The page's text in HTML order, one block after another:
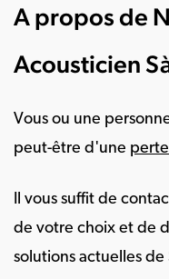
A propos de
Acousticien
Vous ou une
peut-être d'une
Il vous suffit de
de votre choix et de
solutions actuelles de